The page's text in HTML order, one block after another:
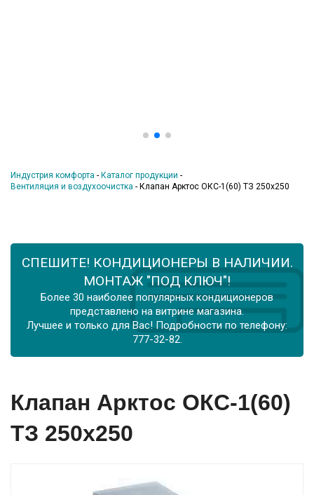
Индустрия комфорта - Каталог продукции -
Вентиляция и воздухоочистка - Клапан Арктос ОКС-1(60) ТЗ 250х250
СПЕШИТЕ! КОНДИЦИОНЕРЫ В НАЛИЧИИ.
МОНТАЖ "ПОД КЛЮЧ"!
Более 30 наиболее популярных кондиционеров
представлено на витрине магазина.
Лучшее и только для Вас! Подробности по телефону:
777-32-82.
Клапан Арктос ОКС-1(60)
ТЗ 250х250